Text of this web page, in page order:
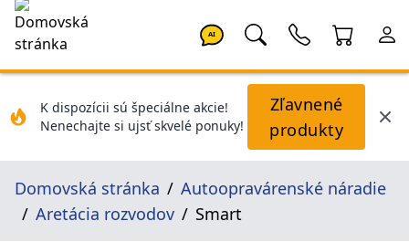
AI
K dispozícii sú špeciálne akcie!
Nenechajte si ujsť skvelé ponuky!
Zľavnené
produkty
Domovská stránka
Autoopravárenské náradie
Aretácia rozvodov
Smart